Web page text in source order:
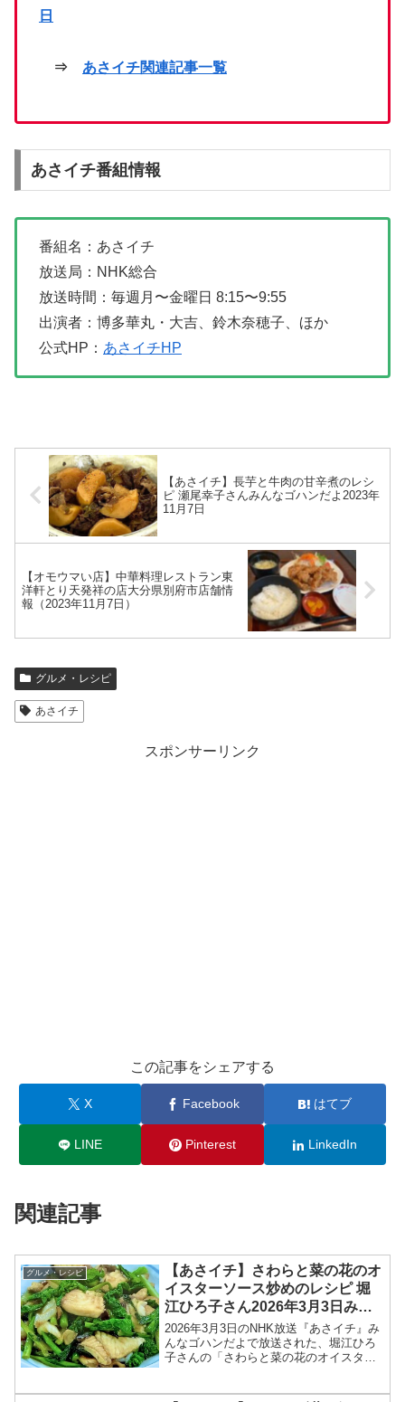
日
⇒ あさイチ関連記事一覧
あさイチ番組情報
番組名：あさイチ
放送局：NHK総合
放送時間：毎週月〜金曜日 8:15〜9:55
出演者：博多華丸・大吉、鈴木奈穂子、ほか
公式HP： あさイチHP
【あさイチ】長芋と牛肉の甘辛煮のレシ
ピ 瀬尾幸子さんみんなゴハンだよ2023年
11月7日
【オモウマい店】中華料理レストラン東
洋軒とり天発祥の店大分県別府市店舗情
報（2023年11月7日）
グルメ・レシピ
あさイチ
スポンサーリンク
この記事をシェアする
X Facebook はてブ
LINE Pinterest LinkedIn
関連記事
グルメ・レシピ
【あさイチ】さわらと菜の花のオ
イスターソース炒めのレシピ 堀
江ひろ子さん2026年3月3日みん
なゴハンだよ
2026年3月3日のNHK放送『あさイチ』み
んなゴハンだよで放送された、堀江ひろ
子さんの「さわらと菜の花のオイスター